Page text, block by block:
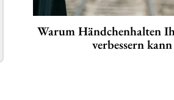
Warum Händchenhalten
verbessern kann